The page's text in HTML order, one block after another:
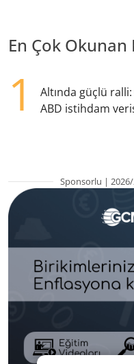
En Çok
1
Altında güçlü
ABD istihdam
Sponsorlu | 2026/